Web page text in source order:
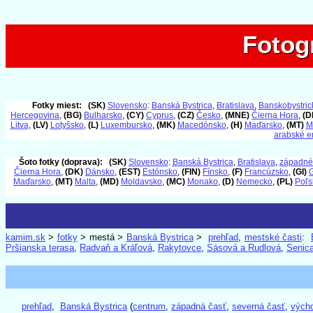
Fotky miest: (SK) Slovensko: Banská Bystrica, Bratislava,
Hercegovina, (BG) Bulharsko, (CY) Cyprus, (CZ) Česko, (MNE) Čierna Hora,
Litva, (LV) Lotyšsko, (L) Luxembursko, (MK) Macedónsko, (H) Maďarsko, (MT)
arabské
Šoto fotky (doprava): (SK) Slovensko: Banská Bystrica, Bratislava,
Čierna Hora, (DK) Dánsko, (EST) Estónsko, (FIN) Fínsko, (F) Francúzsko, (GI)
Maďarsko, (MT) Malta, (MD) Moldavsko, (MC) Monako, (D) Nemecko, (PL)
kamim.sk > fotky> mestá > Banská Bystrica>prehľad, mestské časti:
Pršianska terasa, Radvaň a Kráľová, Rakytovce, Sásová a Rudlová,
prehľad, Banská Bystrica(centrum, západná časť, severná časť,